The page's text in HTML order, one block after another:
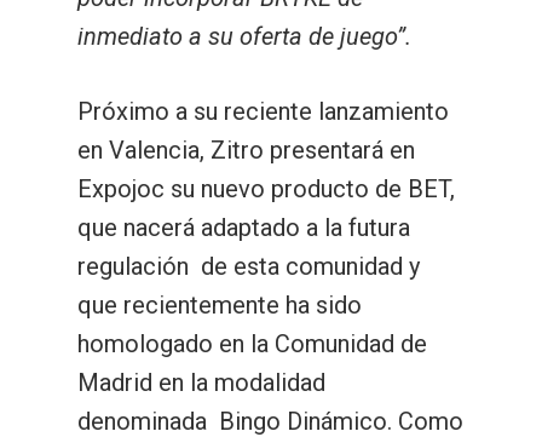
inmediato a su oferta de juego”.
Próximo a su reciente lanzamiento
en Valencia, Zitro presentará en
Expojoc su nuevo producto de BET,
que nacerá adaptado a la futura
regulación de esta comunidad y
que recientemente ha sido
homologado en la Comunidad de
Madrid en la modalidad
denominada Bingo Dinámico. Como
King Fu Frog
Merging Fu Pots
Cash Totems
Legendary Sword
Fairyland Quest
Lucky Vault
Tied Up! Coins
King Fu Frog
Merging Fu Pots
Cash Totems
Legendary Sword
Fairyland Quest
Fu Frog
Fu Pots
Fortune Legacy
Boost Link King
Boost Link Me
Mighty Hammer
Mega King
88 Link Wild Duels
88 Link Lucky
Mighty Hammer
88 Link Wild Duels
88 Link Lucky
Double Link
Boost Link Me
Mega King
Link King
Link Me
Governance
ESPAÑOL